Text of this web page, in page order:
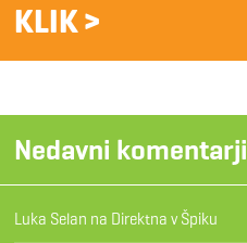
KLIK >
Nedavni komentarji
Luka Selan na Direktna v Špiku